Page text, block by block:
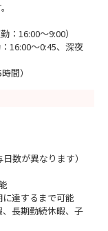
16:00～9:00）
16:00～0:45、深夜
間）
数が異なります）
達するまで可能
長期勤続休暇、子